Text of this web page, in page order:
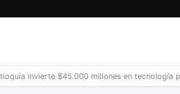
invierte $45.000 millones en tecnología